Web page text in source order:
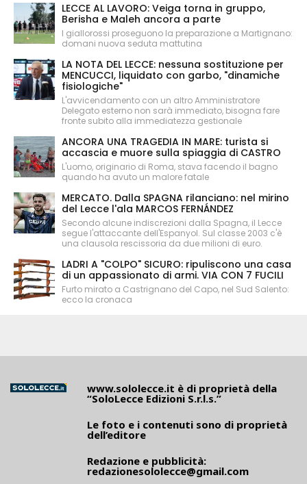
LECCE AL LAVORO: Veiga torna in gruppo,
Berisha e Maleh ancora a parte
I giallorossi proseguono la preparazione a Martignano:
domani nuova seduta mattutina
LA NOTA DEL LECCE: nessuna sostituzione per
MENCUCCI, liquidato con garbo, "dinamiche
fisiologiche"
L'avvicendamento con un altro Amministratore
Delegato esterno non sarà immediato, bisogna fare
fronte subito alla immediatezza gestionale
ANCORA UNA TRAGEDIA IN MARE: turista si
accascia e muore sulla spiaggia di CASTRO
L'uomo, originario di Roma, stava facendo il bagno
quando ha avuto un malore fatale
MERCATO. Dalla SPAGNA rilanciano: nel mirino
del Lecce l'ala MARCOS FERNÁNDEZ
Secondo alcune indiscrezioni dalla Spagna, il Lecce
segue l'attaccante dell'Espanyol. Sul classe 2003 c'è
una clausola rescissoria da due milioni di euro.
LADRI A "COLPO" SICURO: ripuliscono una casa
di un appassionato di armi. VIA CON 7 FUCILI
Furto mirato a Castrignano del Capo, nel Sud Salento:
ecco la cronaca
www.sololecce.it è di proprietà della
“SoloLecce Edizioni S.r.l.s.”
Le foto e i contenuti sono di proprietà
dell’editore
Redazione e pubblicità:
redazionesololecce@gmail.com